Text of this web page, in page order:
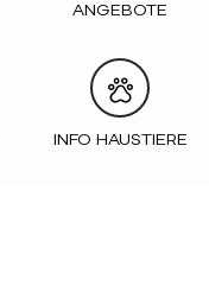
ANGEBOTE
INFO HAUSTIERE